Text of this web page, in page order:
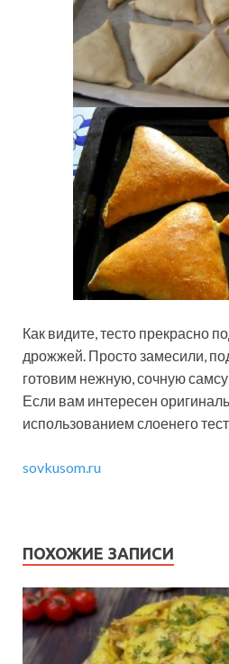
Как видите, тесто прекрасно
дрожжей. Просто замесили,
готовим нежную, сочную самсу
Если вам интересен
использованием слоенего
sovkusom.ru
ПОХОЖИЕ ЗАПИСИ